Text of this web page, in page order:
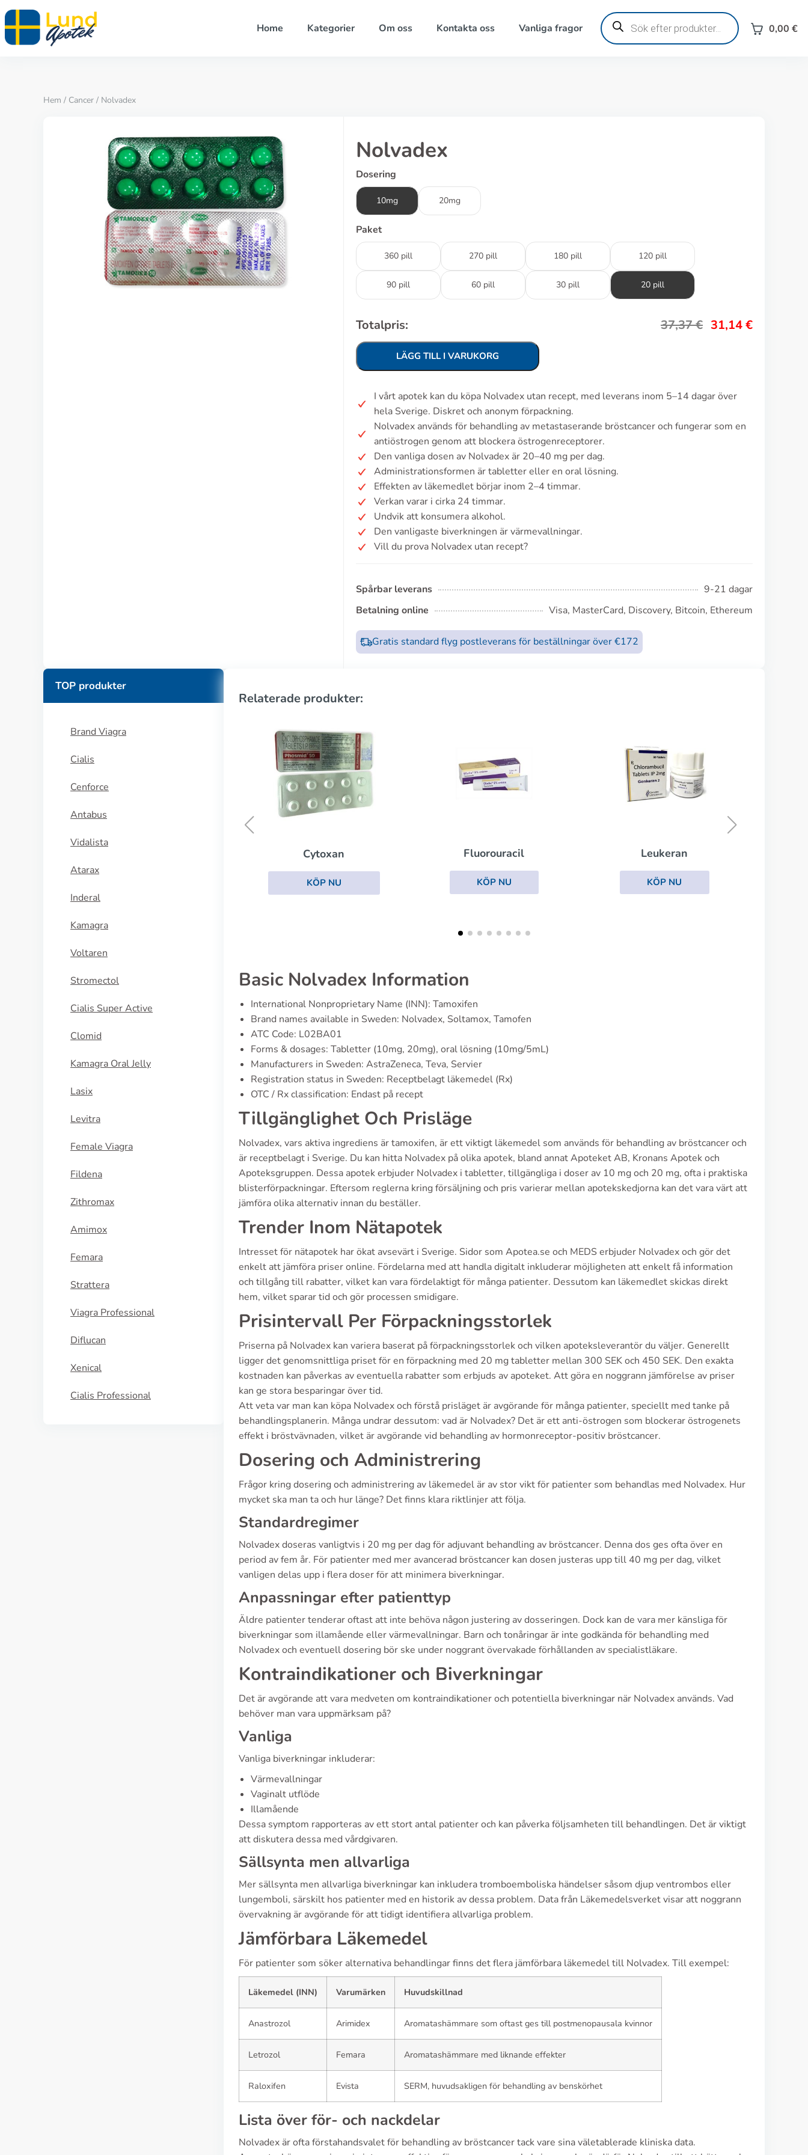
Home Kategorier Om oss Kontakta oss Vanliga fragor
Produktsökning
0,00 €
Hem / Cancer / Nolvadex
Nolvadex
Dosering
10mg 20mg
Paket
360 pill 270 pill 180 pill 120 pill
90 pill 60 pill 30 pill 20 pill
Totalpris: 37,37€ 31,14€
LÄGG TILL I VARUKORG
I vårt apotek kan du köpa Nolvadex utan recept, med leverans inom 5–14 dagar över
hela Sverige. Diskret och anonym förpackning.
Nolvadex används för behandling av metastaserande bröstcancer och fungerar som en
antiöstrogen genom att blockera östrogenreceptorer.
Den vanliga dosen av Nolvadex är 20–40 mg per dag.
Administrationsformen är tabletter eller en oral lösning.
Effekten av läkemedlet börjar inom 2–4 timmar.
Verkan varar i cirka 24 timmar.
Undvik att konsumera alkohol.
Den vanligaste biverkningen är värmevallningar.
Vill du prova Nolvadex utan recept?
Spårbar leverans
9-21 dagar
Betalning online
Visa, MasterCard, Discovery, Bitcoin, Ethereum
Gratis standard flyg postleverans för beställningar över €172
TOP produkter
Brand Viagra
Cialis
Cenforce
Antabus
Vidalista
Atarax
Inderal
Kamagra
Voltaren
Stromectol
Cialis Super Active
Clomid
Kamagra Oral Jelly
Lasix
Levitra
Female Viagra
Fildena
Zithromax
Amimox
Femara
Strattera
Viagra Professional
Diflucan
Xenical
Cialis Professional
Relaterade produkter:
Fluorouracil
KÖP NU
Leukeran
KÖP NU
Female Cialis
Basic Nolvadex Information
International Nonproprietary Name (INN): Tamoxifen
Brand names available in Sweden: Nolvadex, Soltamox, Tamofen
ATC Code: L02BA01
Forms & dosages: Tabletter (10mg, 20mg), oral lösning (10mg/5mL)
Manufacturers in Sweden: AstraZeneca, Teva, Servier
Registration status in Sweden: Receptbelagt läkemedel (Rx)
OTC / Rx classification: Endast på recept
Tillgänglighet Och Prisläge
Nolvadex, vars aktiva ingrediens är tamoxifen, är ett viktigt läkemedel som används för behandling av bröstcancer och
är receptbelagt i Sverige. Du kan hitta Nolvadex på olika apotek, bland annat Apoteket AB, Kronans Apotek och
Apoteksgruppen. Dessa apotek erbjuder Nolvadex i tabletter, tillgängliga i doser av 10 mg och 20 mg, ofta i praktiska
blisterförpackningar. Eftersom reglerna kring försäljning och pris varierar mellan apotekskedjorna kan det vara värt att
jämföra olika alternativ innan du beställer.
Trender Inom Nätapotek
Intresset för nätapotek har ökat avsevärt i Sverige. Sidor som Apotea.se och MEDS erbjuder Nolvadex och gör det
enkelt att jämföra priser online. Fördelarna med att handla digitalt inkluderar möjligheten att enkelt få information
och tillgång till rabatter, vilket kan vara fördelaktigt för många patienter. Dessutom kan läkemedlet skickas direkt
hem, vilket sparar tid och gör processen smidigare.
Prisintervall Per Förpackningsstorlek
Priserna på Nolvadex kan variera baserat på förpackningsstorlek och vilken apoteksleverantör du väljer. Generellt
ligger det genomsnittliga priset för en förpackning med 20 mg tabletter mellan 300 SEK och 450 SEK. Den exakta
kostnaden kan påverkas av eventuella rabatter som erbjuds av apoteket. Att göra en noggrann jämförelse av priser
kan ge stora besparingar över tid.
Att veta var man kan köpa Nolvadex och förstå prisläget är avgörande för många patienter, speciellt med tanke på
behandlingsplanerin. Många undrar dessutom: vad är Nolvadex? Det är ett anti-östrogen som blockerar östrogenets
effekt i bröstvävnaden, vilket är avgörande vid behandling av hormonreceptor-positiv bröstcancer.
Dosering och Administrering
Frågor kring dosering och administrering av läkemedel är av stor vikt för patienter som behandlas med Nolvadex. Hur
mycket ska man ta och hur länge? Det finns klara riktlinjer att följa.
Standardregimer
Nolvadex doseras vanligtvis i 20 mg per dag för adjuvant behandling av bröstcancer. Denna dos ges ofta över en
period av fem år. För patienter med mer avancerad bröstcancer kan dosen justeras upp till 40 mg per dag, vilket
vanligen delas upp i flera doser för att minimera biverkningar.
Anpassningar efter patienttyp
Äldre patienter tenderar oftast att inte behöva någon justering av dosseringen. Dock kan de vara mer känsliga för
biverkningar som illamående eller värmevallningar. Barn och tonåringar är inte godkända för behandling med
Nolvadex och eventuell dosering bör ske under noggrant övervakade förhållanden av specialistläkare.
Kontraindikationer och Biverkningar
Det är avgörande att vara medveten om kontraindikationer och potentiella biverkningar när Nolvadex används. Vad
behöver man vara uppmärksam på?
Vanliga
Vanliga biverkningar inkluderar:
Värmevallningar
Vaginalt utflöde
Illamående
Dessa symptom rapporteras av ett stort antal patienter och kan påverka följsamheten till behandlingen. Det är viktigt
att diskutera dessa med vårdgivaren.
Sällsynta men allvarliga
Mer sällsynta men allvarliga biverkningar kan inkludera tromboemboliska händelser såsom djup ventrombos eller
lungemboli, särskilt hos patienter med en historik av dessa problem. Data från Läkemedelsverket visar att noggrann
övervakning är avgörande för att tidigt identifiera allvarliga problem.
Jämförbara Läkemedel
För patienter som söker alternativa behandlingar finns det flera jämförbara läkemedel till Nolvadex. Till exempel:
Läkemedel (INN) Varumärken Huvudskillnad
Anastrozol Arimidex Aromatashämmare som oftast ges till postmenopausala kvinnor
Letrozol Femara Aromatashämmare med liknande effekter
Raloxifen Evista SERM, huvudsakligen för behandling av benskörhet
Lista över för- och nackdelar
Nolvadex är ofta förstahandsvalet för behandling av bröstcancer tack vare sina väletablerade kliniska data.